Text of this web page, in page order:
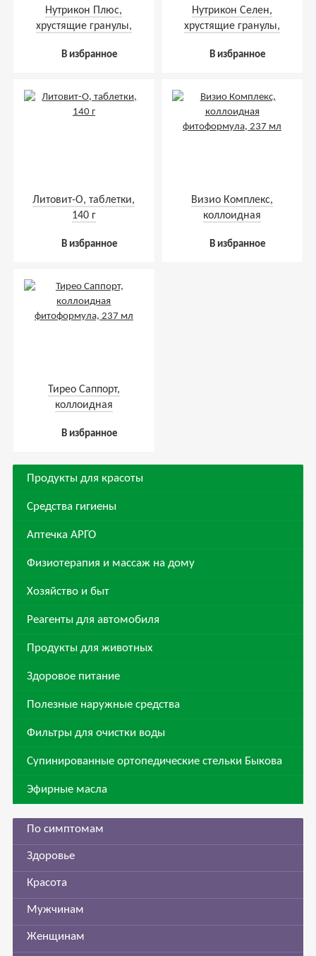
Нутрикон Плюс,
хрустящие гранулы,
В избранное
Нутрикон Селен,
хрустящие гранулы,
В избранное
Литовит-О, таблетки,
140 г
В избранное
Визио Комплекс,
коллоидная
В избранное
Тирео Саппорт,
коллоидная
В избранное
Продукты для красоты
Средства гигиены
Аптечка АРГО
Физиотерапия и массаж на дому
Хозяйство и быт
Реагенты для автомобиля
Продукты для животных
Здоровое питание
Полезные наружные средства
Фильтры для очистки воды
Супинированные ортопедические стельки Быкова
Эфирные масла
По симптомам
Здоровье
Красота
Мужчинам
Женщинам